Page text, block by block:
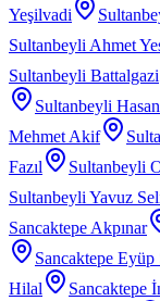
Yeşilvadi
Sultanbeyli Ahmet
Sultanbeyli Battalgazi
Sultanbeyli
Mehmet Akif
Fazıl
Sultanbeyli
Sultanbeyli Yavuz
Sancaktepe Akpınar
Sancaktepe Eyüp
Hilal
Sancaktepe